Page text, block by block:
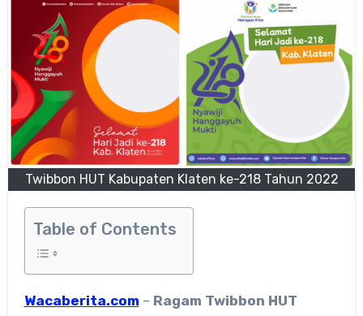
Twibbon HUT Kabupaten Klaten ke-218 Tahun 2022
Table of Contents
Wacaberita.com – Ragam Twibbon HUT